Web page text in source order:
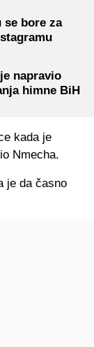
bore za
napravio
himne BiH
kada je
Nmecha.
je da časno